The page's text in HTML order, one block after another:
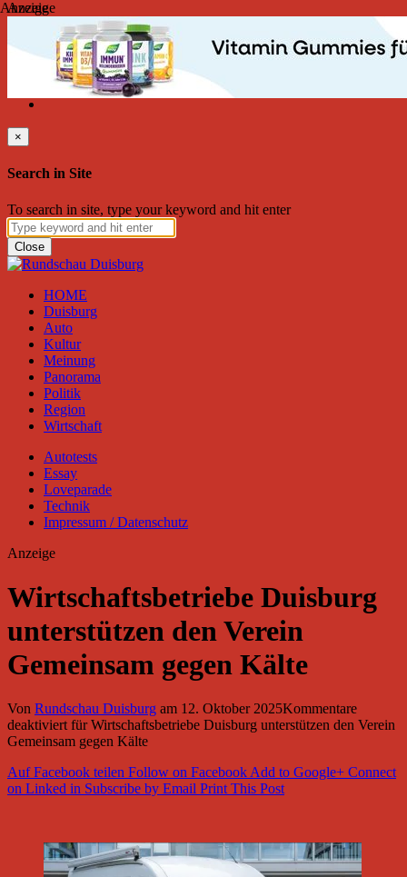
Sonntag, August 09, 2026
Friend on Facebook Follow on Twitter
Search
×
Search in Site
To search in site, type your keyword and hit enter
Close
HOME
Duisburg
Auto
Kultur
Meinung
Panorama
Politik
Region
Wirtschaft
Autotests
Essay
Loveparade
Technik
Impressum / Datenschutz
Anzeige
Wirtschaftsbetriebe Duisburg
unterstützen den Verein
Gemeinsam gegen Kälte
Von Rundschau Duisburg am 12. Oktober 2025Kommentare
deaktiviertfür Wirtschaftsbetriebe Duisburg unterstützen den Verein
Gemeinsam gegen Kälte
Auf Facebook teilen Follow on FacebookAdd to Google+ Connect
on Linked in Subscribe by Email Print This Post
Anzeige
Anzeige